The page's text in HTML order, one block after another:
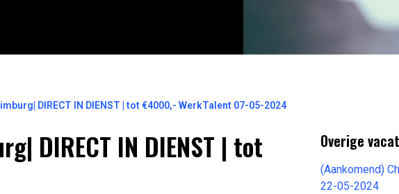
DIRECT IN DIENST | tot €4000,- WerkTalent 07-05-2024
DIRECT IN DIENST | tot Overige
(Aankomend)
22-05-2024